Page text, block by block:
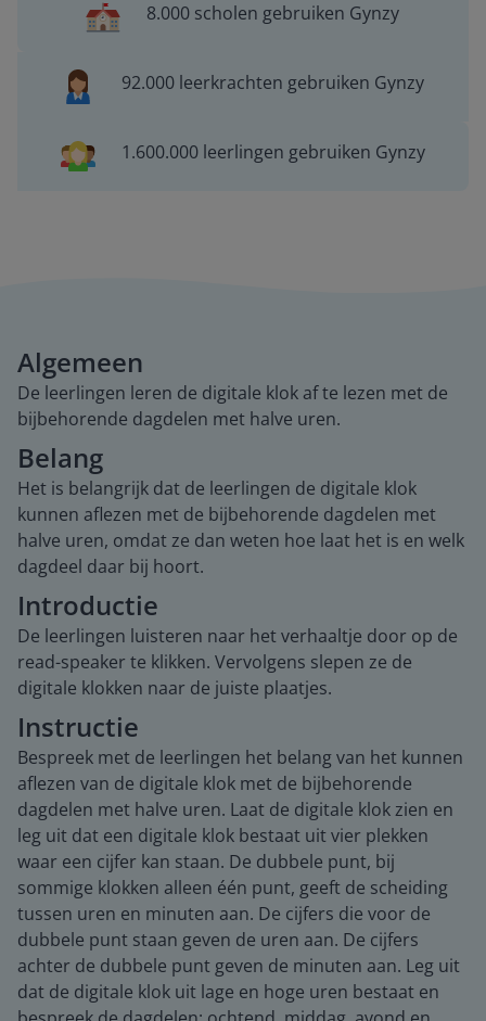
8.000 scholen gebruiken Gynzy
92.000 leerkrachten gebruiken Gynzy
1.600.000 leerlingen gebruiken Gynzy
Algemeen
De leerlingen leren de digitale klok af te lezen met de
bijbehorende dagdelen met halve uren.
Belang
Het is belangrijk dat de leerlingen de digitale klok
kunnen aflezen met de bijbehorende dagdelen met
halve uren, omdat ze dan weten hoe laat het is en welk
dagdeel daar bij hoort.
Introductie
De leerlingen luisteren naar het verhaaltje door op de
read-speaker te klikken. Vervolgens slepen ze de
digitale klokken naar de juiste plaatjes.
Instructie
Bespreek met de leerlingen het belang van het kunnen
aflezen van de digitale klok met de bijbehorende
dagdelen met halve uren. Laat de digitale klok zien en
leg uit dat een digitale klok bestaat uit vier plekken
waar een cijfer kan staan. De dubbele punt, bij
sommige klokken alleen één punt, geeft de scheiding
tussen uren en minuten aan. De cijfers die voor de
dubbele punt staan geven de uren aan. De cijfers
achter de dubbele punt geven de minuten aan. Leg uit
dat de digitale klok uit lage en hoge uren bestaat en